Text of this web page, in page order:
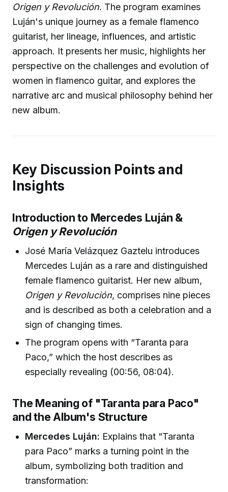
Origen y Revolución. The program examines
Luján's unique journey as a female flamenco
guitarist, her lineage, influences, and artistic
approach. It presents her music, highlights her
perspective on the challenges and evolution of
women in flamenco guitar, and explores the
narrative arc and musical philosophy behind her
new album.
Key Discussion Points and
Insights
Introduction to Mercedes Luján &
Origen y Revolución
José María Velázquez Gaztelu introduces
Mercedes Luján as a rare and distinguished
female flamenco guitarist. Her new album,
Origen y Revolución, comprises nine pieces
and is described as both a celebration and a
sign of changing times.
The program opens with “Taranta para
Paco,” which the host describes as
especially revealing (00:56, 08:04).
The Meaning of "Taranta para Paco"
and the Album's Structure
Mercedes Luján: Explains that “Taranta
para Paco” marks a turning point in the
album, symbolizing both tradition and
transformation: